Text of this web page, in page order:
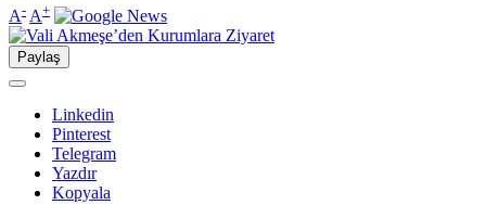
A- A+
Paylaş
Linkedin
Pinterest
Telegram
Yazdır
Kopyala